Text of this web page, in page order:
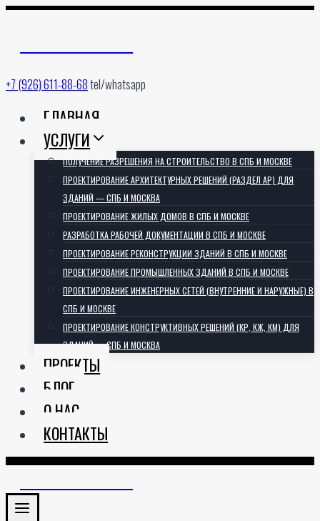
Перейти
содержимому
+7 (926) 611-88-68tel/whatsapp
ГЛАВНАЯ
УСЛУГИ
ПОЛУЧЕНИЕ РАЗРЕШЕНИЯ НА СТРОИТЕЛЬСТВО В СПБ И МОСКВЕ
ПРОЕКТИРОВАНИЕ АРХИТЕКТУРНЫХ РЕШЕНИЙ (РАЗДЕЛ АР) ДЛЯ
ЗДАНИЙ — СПБ И МОСКВА
ПРОЕКТИРОВАНИЕ ЖИЛЫХ ДОМОВ В СПБ И МОСКВЕ
РАЗРАБОТКА РАБОЧЕЙ ДОКУМЕНТАЦИИ В СПБ И МОСКВЕ
ПРОЕКТИРОВАНИЕ РЕКОНСТРУКЦИИ ЗДАНИЙ В СПБ И МОСКВЕ
ПРОЕКТИРОВАНИЕ ПРОМЫШЛЕННЫХ ЗДАНИЙ В СПБ И МОСКВЕ
ПРОЕКТИРОВАНИЕ ИНЖЕНЕРНЫХ СЕТЕЙ (ВНУТРЕННИЕ И НАРУЖНЫЕ) В
СПБ И МОСКВЕ
ПРОЕКТИРОВАНИЕ КОНСТРУКТИВНЫХ РЕШЕНИЙ (КР, КЖ, КМ) ДЛЯ
ЗДАНИЙ — СПБ И МОСКВА
ПРОЕКТЫ
БЛОГ
О НАС
КОНТАКТЫ